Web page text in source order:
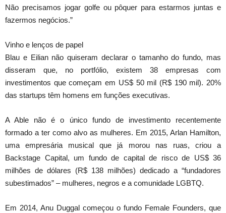
Não precisamos jogar golfe ou pôquer para estarmos juntas e
fazermos negócios.”
Vinho e lenços de papel
Blau e Eilian não quiseram declarar o tamanho do fundo, mas
disseram que, no portfólio, existem 38 empresas com
investimentos que começam em US$ 50 mil (R$ 190 mil). 20%
das startups têm homens em funções executivas.
A Able não é o único fundo de investimento recentemente
formado a ter como alvo as mulheres. Em 2015, Arlan Hamilton,
uma empresária musical que já morou nas ruas, criou a
Backstage Capital, um fundo de capital de risco de US$ 36
milhões de dólares (R$ 138 milhões) dedicado a “fundadores
subestimados” – mulheres, negros e a comunidade LGBTQ.
Em 2014, Anu Duggal começou o fundo Female Founders, que